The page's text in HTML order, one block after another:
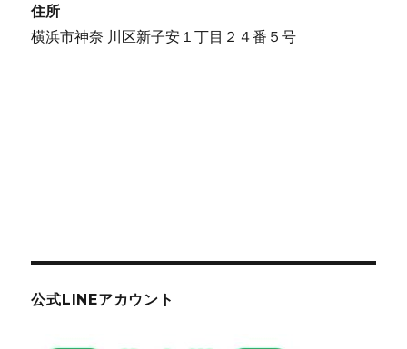
住所
横浜市神奈 川区新子安１丁目２４番５号
公式LINEアカウント